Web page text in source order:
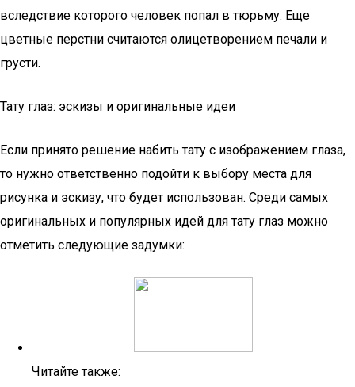
вследствие которого человек попал в тюрьму. Еще
цветные перстни считаются олицетворением печали и
грусти.
Тату глаз: эскизы и оригинальные идеи
Если принято решение набить тату с изображением глаза,
то нужно ответственно подойти к выбору места для
рисунка и эскизу, что будет использован. Среди самых
оригинальных и популярных идей для тату глаз можно
отметить следующие задумки:
Читайте также: